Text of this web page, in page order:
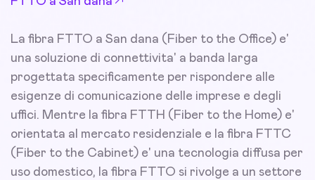
La fibra FTTO a San dana (Fiber to the Office) e'
una soluzione di connettivita' a banda larga
progettata specificamente per rispondere alle
esigenze di comunicazione delle imprese e degli
uffici. Mentre la fibra FTTH (Fiber to the Home) e'
orientata al mercato residenziale e la fibra FTTC
(Fiber to the Cabinet) e' una tecnologia diffusa per
uso domestico, la fibra FTTO si rivolge a un settore